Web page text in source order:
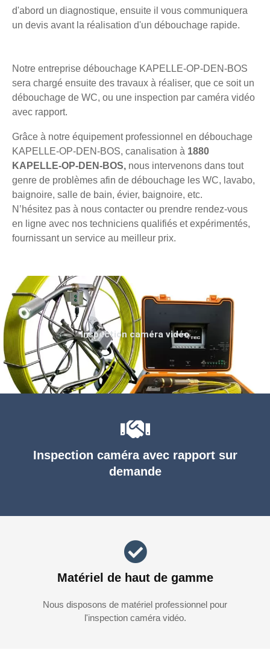
d'abord un diagnostique, ensuite il vous communiquera
un devis avant la réalisation d'un débouchage rapide.
Notre entreprise débouchage KAPELLE-OP-DEN-BOS
sera chargé ensuite des travaux à réaliser, que ce soit un
débouchage de WC, ou une inspection par caméra vidéo
avec rapport.
Grâce à notre équipement professionnel en débouchage
KAPELLE-OP-DEN-BOS, canalisation à 1880
KAPELLE-OP-DEN-BOS, nous intervenons dans tout
genre de problèmes afin de débouchage les WC, lavabo,
baignoire, salle de bain, évier, baignoire, etc.
N’hésitez pas à nous contacter ou prendre rendez-vous
en ligne avec nos techniciens qualifiés et expérimentés,
fournissant un service au meilleur prix.
Inspection caméra avec rapport sur
demande
Matériel de haut de gamme
Nous disposons de matériel professionnel pour
l'inspection caméra vidéo.
Inspection caméra vidéo